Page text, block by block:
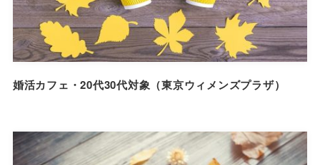
婚活カフェ・20代30代対象（東京ウィメンズプラザ）